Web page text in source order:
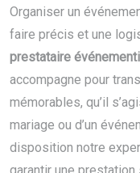
Organiser un
faire précis et une
prestataire
accompagne pour
mémorables, qu’il
mariage ou d’un
disposition notre